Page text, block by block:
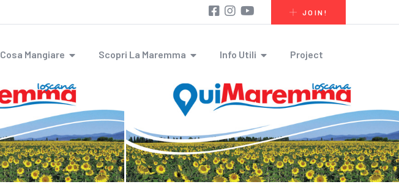
JOIN!
Cosa Mangiare Scopri La Maremma Info Utili Project